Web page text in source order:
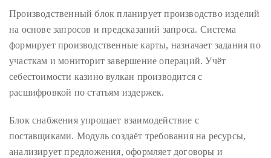
Zoe
Sigourney
Princess
Cecile
zu
Производственный блок планирует производство изделий
на основе запросов и предсказаний запроса. Система
формирует производственные карты, назначает задания по
участкам и мониторит завершение операций. Учёт
себестоимости казино вулкан производится с
расшифровкой по статьям издержек.
Блок снабжения упрощает взаимодействие с
поставщиками. Модуль создаёт требования на ресурсы,
анализирует предложения, оформляет договоры и